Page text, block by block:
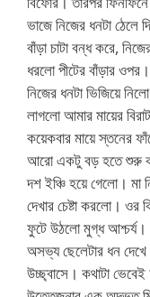
ভাজে নিজের ধনটা ঠেলে
বাঁড়া চাটা বন্ধ করে,
ধরলো পীটের বাঁড়ার
নিজের ধনটা ভিজিয়ে
লাগলো আমার মায়ের
কয়েকবার মায়ে স্তনের
আরো একটু বড় হতে শুরু
দশ ইঞ্চি হয়ে গেলো। মা
দেখার চেষ্টা করলো। ওর
ফুটে উঠলো মুগ্ধ
অসভ্য ছেলেটার ধন দেখে
উচ্ছ্বাসে। কথাটা